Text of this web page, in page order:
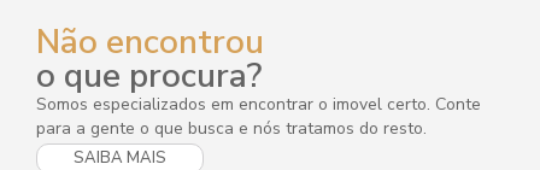
Não encontrou
o que procura?
Somos especializados em encontrar o imovel certo. Conte
para a gente o que busca e nós tratamos do resto.
SAIBA MAIS